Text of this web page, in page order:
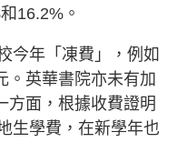
16.2%。
今年「凍費」，例如
。英華書院亦未有加
方面，根據收費證明
生學費，在新學年也